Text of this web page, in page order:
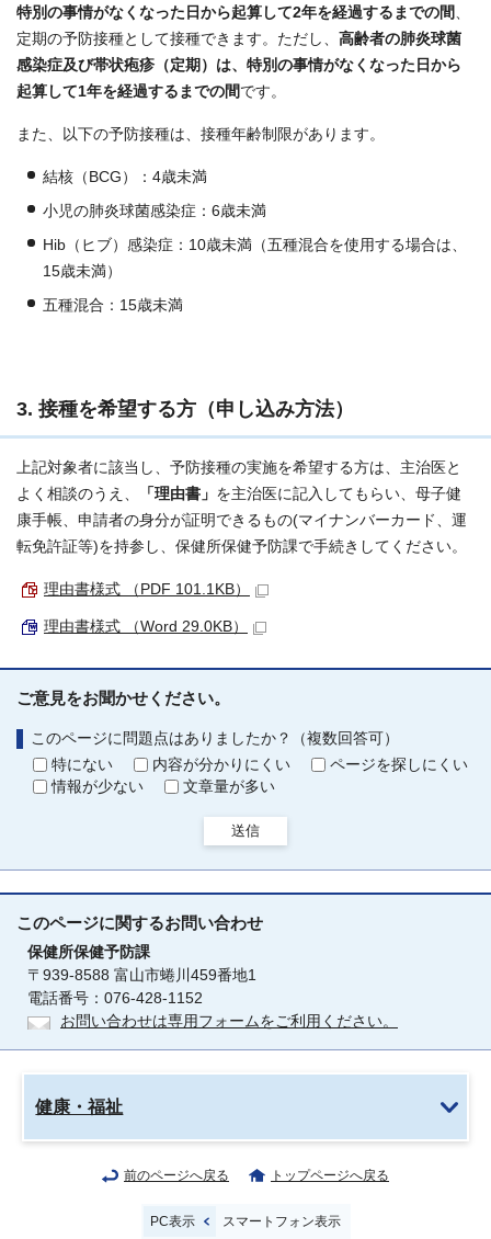
特別の事情がなくなった日から起算して2年を経過するまでの間 、
定期の予防接種として接種できます。ただし、 高齢者の肺炎球菌
感染症及び帯状疱疹（定期）は、特別の事情がなくなった日から
起算して1年を経過するまでの間 です。
また、以下の予防接種は、接種年齢制限があります。
結核（BCG）：4歳未満
小児の肺炎球菌感染症：6歳未満
Hib（ヒブ）感染症：10歳未満（五種混合を使用する場合は、
15歳未満）
五種混合：15歳未満
3. 接種を希望する方（申し込み方法）
上記対象者に該当し、予防接種の実施を希望する方は、主治医と
よく相談のうえ、
「理由書」 を主治医に記入してもらい、母子健
康手帳、申請者の身分が証明できるもの(マイナンバーカード、運
転免許証等)を持参し、保健所保健予防課で手続きしてください。
理由書様式 （PDF 101.1KB）
理由書様式 （Word 29.0KB）
ご意見をお聞かせください。
このページに問題点はありましたか？（複数回答可）
特にない
内容が分かりにくい
ページを探しにくい
情報が少ない
文章量が多い
送信
このページに関するお問い合わせ
保健所保健予防課
〒939-8588 富山市蜷川459番地1
電話番号：076-428-1152
お問い合わせは専用フォームをご利用ください。
健康・福祉
前のページへ戻る トップページへ戻る
PC表示 スマートフォン表示